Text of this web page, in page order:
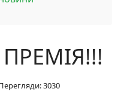
ПРЕМІЯ!!!
3030